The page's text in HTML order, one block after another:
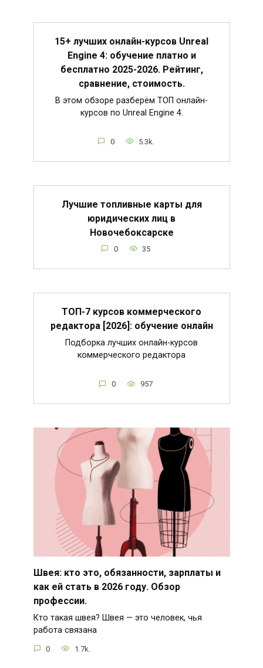
15+ лучших онлайн-курсов Unreal
Engine 4: обучение платно и
бесплатно 2025-2026. Рейтинг,
сравнение, стоимость.
В этом обзоре разберём ТОП онлайн-
курсов по Unreal Engine 4.
0 5.3k.
Лучшие топливные карты для
юридических лиц в
Новочебоксарске
0 35
ТОП-7 курсов коммерческого
редактора [2026]: обучение онлайн
Подборка лучших онлайн-курсов
коммерческого редактора
0 957
Швея: кто это, обязанности, зарплаты и
как ей стать в 2026 году. Обзор
профессии.
Кто такая швея? Швея — это человек, чья
работа связана
0 1.7k.